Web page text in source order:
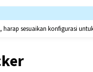
sesuaikan konfigurasi